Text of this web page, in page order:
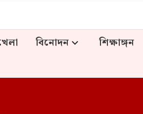
বিনোদন শিক্ষাঙ্গন